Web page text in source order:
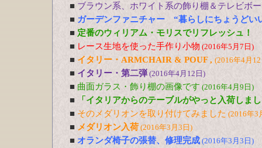
■ ブラウン系、ホワイト系の飾り棚＆テレビボ
■ ガーデンファニチャー “暮らしにちょうど
■ 定番のウィリアム・モリスでリフレッシュ！
■ レース生地を使った手作り小物 (2016年5月7日)
■ イタリー・ARMCHAIR & POUF , (2016年4月
■ イタリー・第二弾 (2016年4月12日)
■ 曲面ガラス・飾り棚の画像です (2016年4月9日)
■
「イタリアからのテーブルがやっと入荷しま
■ そのメダリオンを取り付けてみました (2016年3
■ メダリオン入荷 (2016年3月3日)
■ オランダ椅子の張替、修理完成 (2016年3月3日)